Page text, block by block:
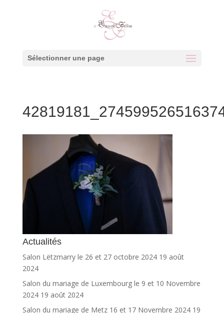
Sélectionner une page
Actualités
Salon Lëtzmarry le 26 et 27 octobre 2024 19 août
2024
Salon du mariage de Luxembourg le 9 et 10 Novembre
2024 19 août 2024
Salon du mariage de Metz 16 et 17 Novembre 2024 19